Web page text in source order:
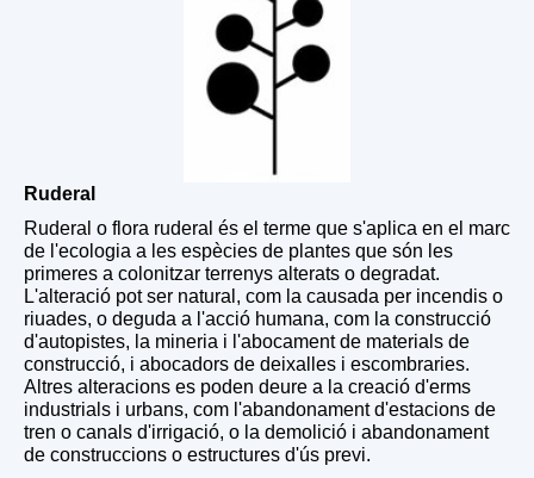
Ruderal
Ruderal o flora ruderal és el terme que s'aplica en el marc
de l'ecologia a les espècies de plantes que són les
primeres a colonitzar terrenys alterats o degradat.
L'alteració pot ser natural, com la causada per incendis o
riuades, o deguda a l'acció humana, com la construcció
d'autopistes, la mineria i l'abocament de materials de
construcció, i abocadors de deixalles i escombraries.
Altres alteracions es poden deure a la creació d'erms
industrials i urbans, com l'abandonament d'estacions de
tren o canals d'irrigació, o la demolició i abandonament
de construccions o estructures d'ús previ.